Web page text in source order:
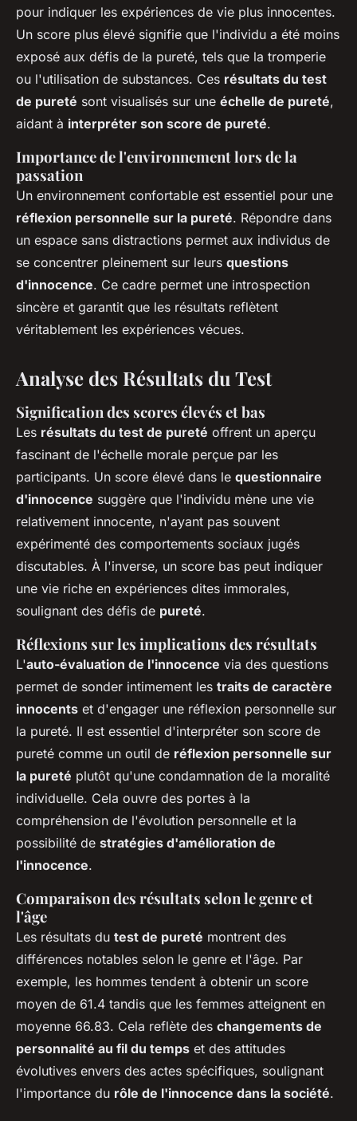
pour indiquer les expériences de vie plus innocentes.
Un score plus élevé signifie que l'individu a été moins
exposé aux défis de la pureté, tels que la tromperie
ou l'utilisation de substances. Ces résultats du test
de pureté sont visualisés sur une échelle de pureté,
aidant à interpréter son score de pureté.
Importance de l'environnement lors de la
passation
Un environnement confortable est essentiel pour une
réflexion personnelle sur la pureté. Répondre dans
un espace sans distractions permet aux individus de
se concentrer pleinement sur leurs questions
d'innocence. Ce cadre permet une introspection
sincère et garantit que les résultats reflètent
véritablement les expériences vécues.
Analyse des Résultats du Test
Signification des scores élevés et bas
Les résultats du test de pureté offrent un aperçu
fascinant de l'échelle morale perçue par les
participants. Un score élevé dans le questionnaire
d'innocence suggère que l'individu mène une vie
relativement innocente, n'ayant pas souvent
expérimenté des comportements sociaux jugés
discutables. À l'inverse, un score bas peut indiquer
une vie riche en expériences dites immorales,
soulignant des défis de pureté.
Réflexions sur les implications des résultats
L'auto-évaluation de l'innocence via des questions
permet de sonder intimement les traits de caractère
innocents et d'engager une réflexion personnelle sur
la pureté. Il est essentiel d'interpréter son score de
pureté comme un outil de réflexion personnelle sur
la pureté plutôt qu'une condamnation de la moralité
individuelle. Cela ouvre des portes à la
compréhension de l'évolution personnelle et la
possibilité de stratégies d'amélioration de
l'innocence.
Comparaison des résultats selon le genre et
l'âge
Les résultats du test de pureté montrent des
différences notables selon le genre et l'âge. Par
exemple, les hommes tendent à obtenir un score
moyen de 61.4 tandis que les femmes atteignent en
moyenne 66.83. Cela reflète des changements de
personnalité au fil du temps et des attitudes
évolutives envers des actes spécifiques, soulignant
l'importance du rôle de l'innocence dans la société.